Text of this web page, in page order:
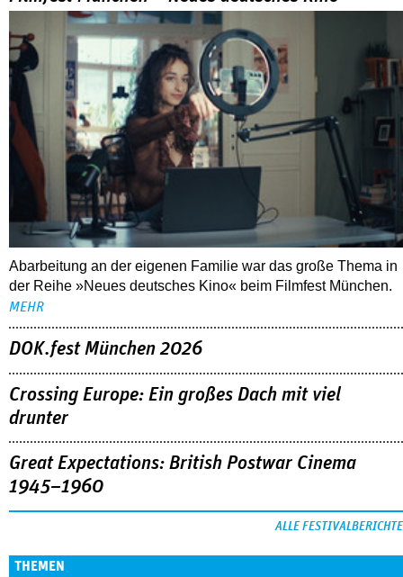
Abarbeitung an der eigenen Familie war das große Thema in
der Reihe »Neues deutsches Kino« beim Filmfest München.
MEHR
DOK.fest München 2026
Crossing Europe: Ein großes Dach mit viel
drunter
Great Expectations: British Postwar Cinema
1945–1960
ALLE FESTIVALBERICHTE
THEMEN